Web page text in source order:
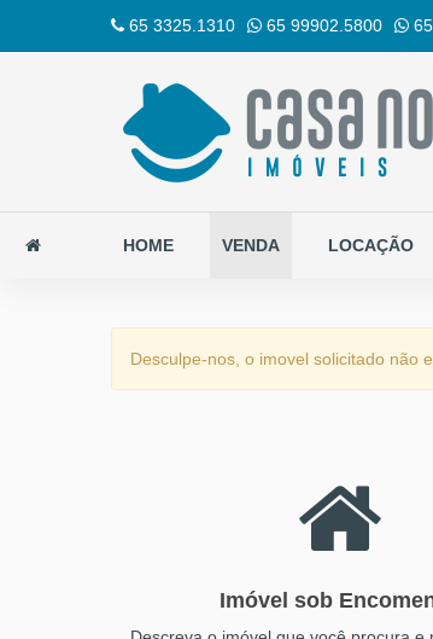
65 3325.1310 65 99902.5800
HOME VENDA LOCAÇÃO
Desculpe-nos, o imovel solicitado não
Imóvel sob